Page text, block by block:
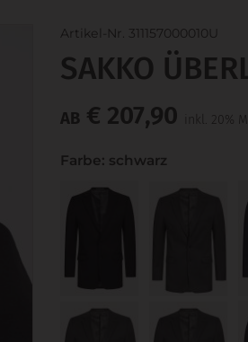
Artikel-Nr. 311157000010U
SAKKO
AB € 207,90 inkl. 20%
Farbe: schwarz